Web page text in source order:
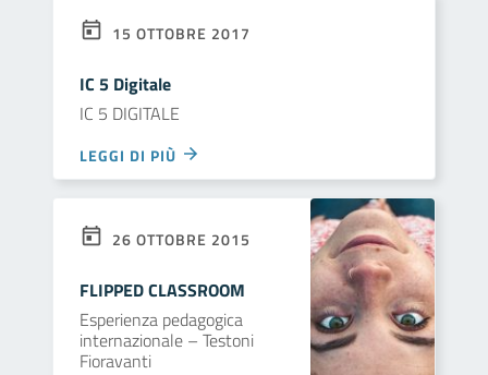
15 OTTOBRE 2017
IC 5 Digitale
IC 5 DIGITALE
LEGGI DI PIÙ
26 OTTOBRE 2015
FLIPPED CLASSROOM
Esperienza pedagogica
internazionale – Testoni
Fioravanti